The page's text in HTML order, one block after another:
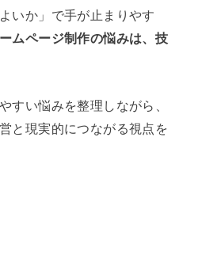
いか」で手が止まりやす
ムページ制作の悩みは、技
すい悩みを整理しながら、
と現実的につながる視点を